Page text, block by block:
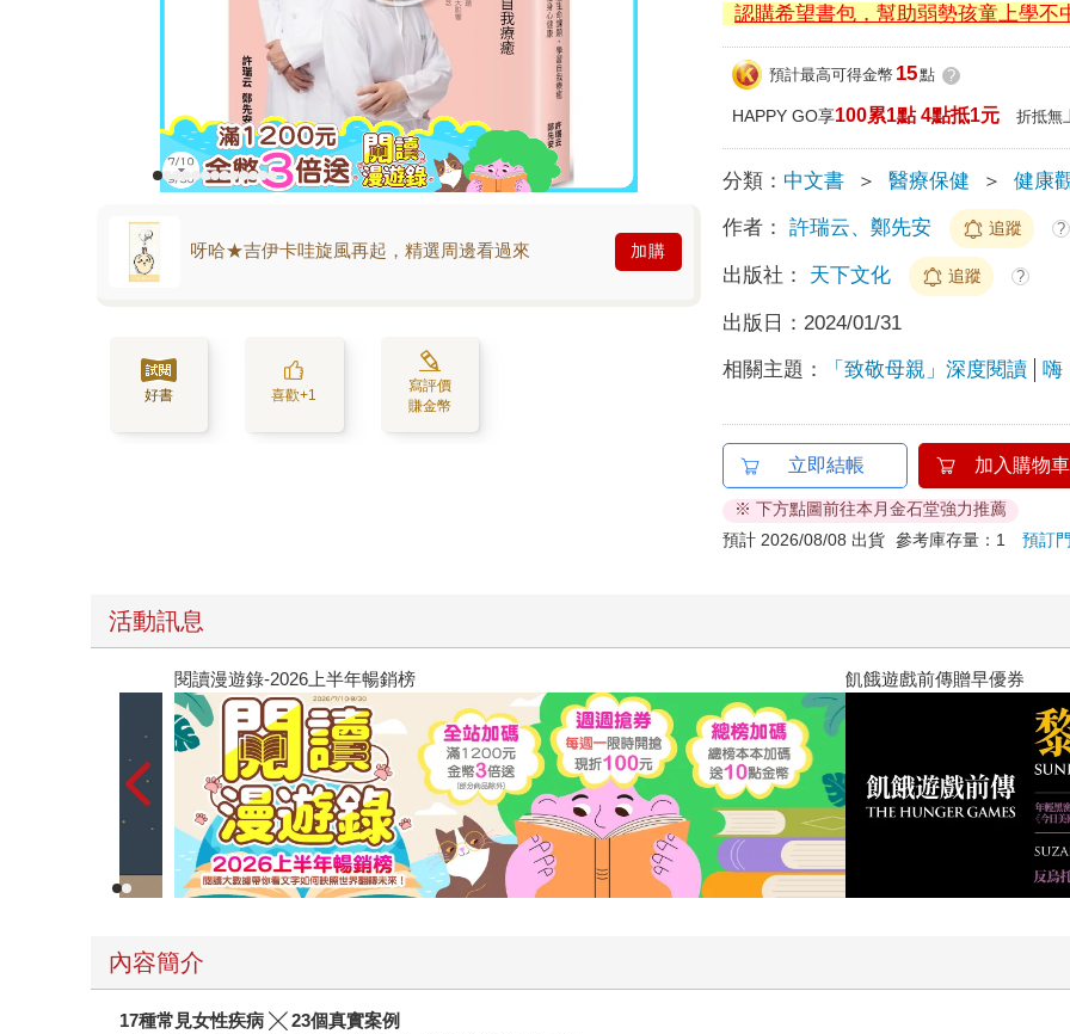
呀哈★吉伊卡哇旋風再起，精選周邊看過來 加購
好書 喜歡+1
寫評價
賺金幣
認購希望書包，幫助弱勢孩童上學不
預計最高可得金幣 15點 ?
HAPPY GO享100累1點 4點抵1元 折抵無
分類： 中文書 ＞ 醫療保健 ＞ 健康
作者： 許瑞云、鄭先安 追蹤 ?
出版社： 天下文化 追蹤 ?
出版日： 2024/01/31
相關主題： 「致敬母親」深度閱讀 嗨
立即結帳 加入購物車
※ 下方點圖前往本月金石堂強力推薦
預計 2026/08/08 出貨 參考庫存量：1預訂
活動訊息
閱讀漫遊錄-2026上半年暢銷榜 飢餓遊戲前傳贈早優券
內容簡介
17種常見女性疾病 ╳ 23個真實案例